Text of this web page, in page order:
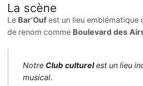
La scène
Le Bar’Ouf est un lieu emblématique
de renom comme Boulevard des
Notre Club culturelest un lieu
musical.